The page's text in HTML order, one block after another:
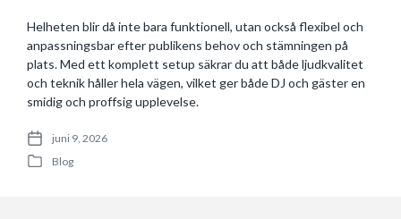
Helheten blir då inte bara funktionell, utan också flexibel och
anpassningsbar efter publikens behov och stämningen på
plats. Med ett komplett setup säkrar du att både ljudkvalitet
och teknik håller hela vägen, vilket ger både DJ och gäster en
smidig och proffsig upplevelse.
P
juni 9, 2026
P
Blog